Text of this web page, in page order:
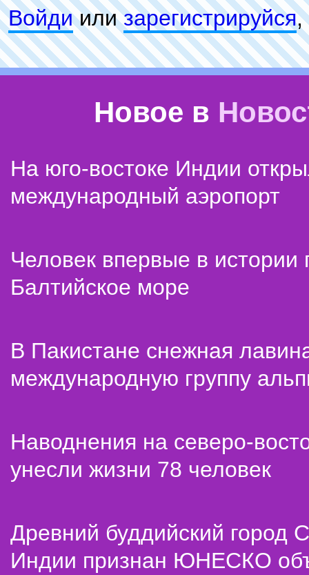
Войдиилизарeгиcтpируйся,
Новое в
На юго-востоке Индии
международный аэропорт
Человек впервые в истории
Балтийское море
В Пакистане снежная
международную группу
Наводнения на северо-
унесли жизни 78 человек
Древний буддийский город
Индии признан ЮНЕСКО